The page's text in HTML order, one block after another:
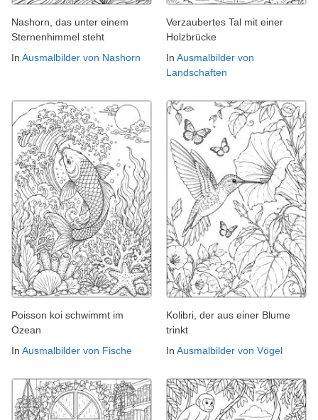
Nashorn, das unter einem
Sternenhimmel steht
In Ausmalbilder von Nashorn
Verzaubertes Tal mit einer
Holzbrücke
In Ausmalbilder von
Landschaften
Poisson koi schwimmt im
Ozean
In Ausmalbilder von Fische
Kolibri, der aus einer Blume
trinkt
In Ausmalbilder von Vögel